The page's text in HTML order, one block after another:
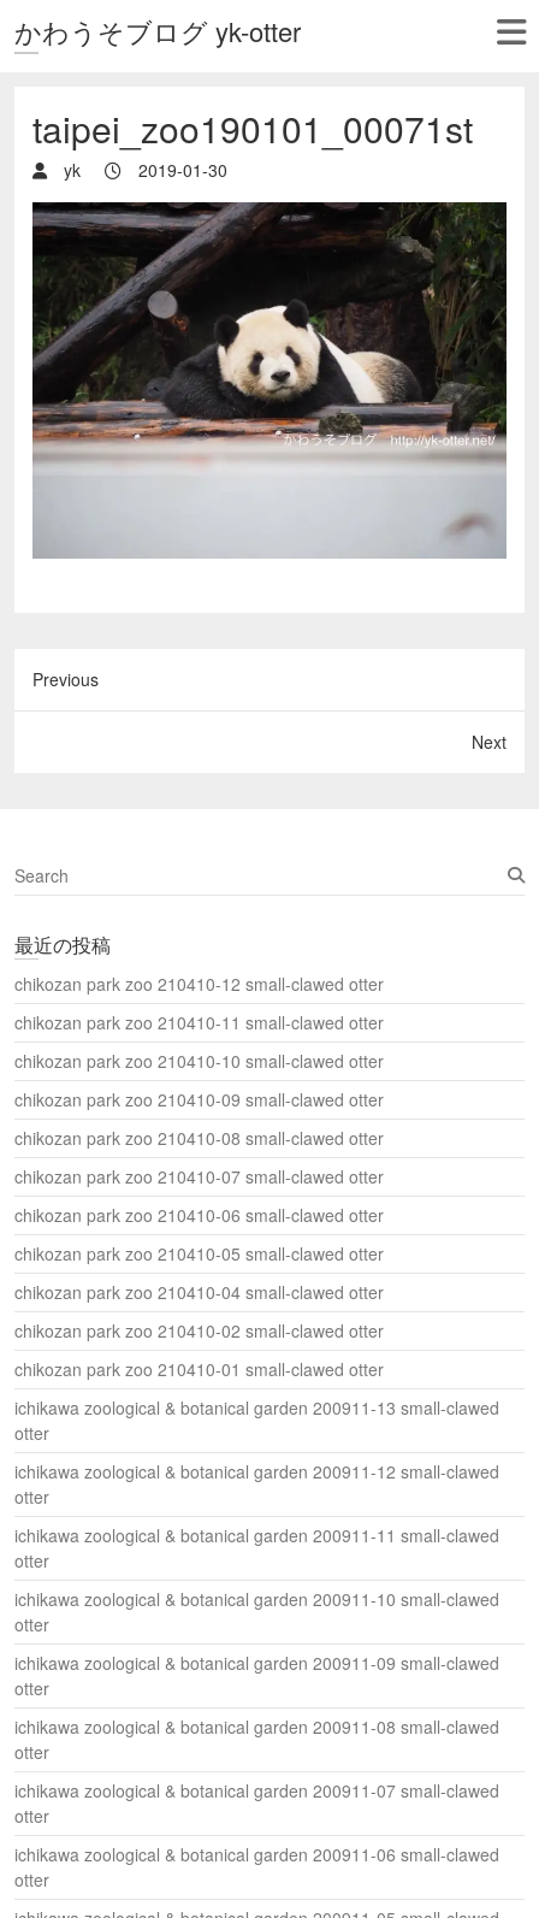
かわうそブログ yk-otter
taipei_zoo190101_00071st
yk 2019-01-30
Previous
Next
S
e
r
h
最近の投稿
chikozan park zoo 210410-12 small-clawed otter
chikozan park zoo 210410-11 small-clawed otter
chikozan park zoo 210410-10 small-clawed otter
chikozan park zoo 210410-09 small-clawed otter
chikozan park zoo 210410-08 small-clawed otter
chikozan park zoo 210410-07 small-clawed otter
chikozan park zoo 210410-06 small-clawed otter
chikozan park zoo 210410-05 small-clawed otter
chikozan park zoo 210410-04 small-clawed otter
chikozan park zoo 210410-02 small-clawed otter
chikozan park zoo 210410-01 small-clawed otter
ichikawa zoological & botanical garden 200911-13 small-clawed
otter
ichikawa zoological & botanical garden 200911-12 small-clawed
otter
ichikawa zoological & botanical garden 200911-11 small-clawed
otter
ichikawa zoological & botanical garden 200911-10 small-clawed
otter
ichikawa zoological & botanical garden 200911-09 small-clawed
otter
ichikawa zoological & botanical garden 200911-08 small-clawed
otter
ichikawa zoological & botanical garden 200911-07 small-clawed
otter
ichikawa zoological & botanical garden 200911-06 small-clawed
otter